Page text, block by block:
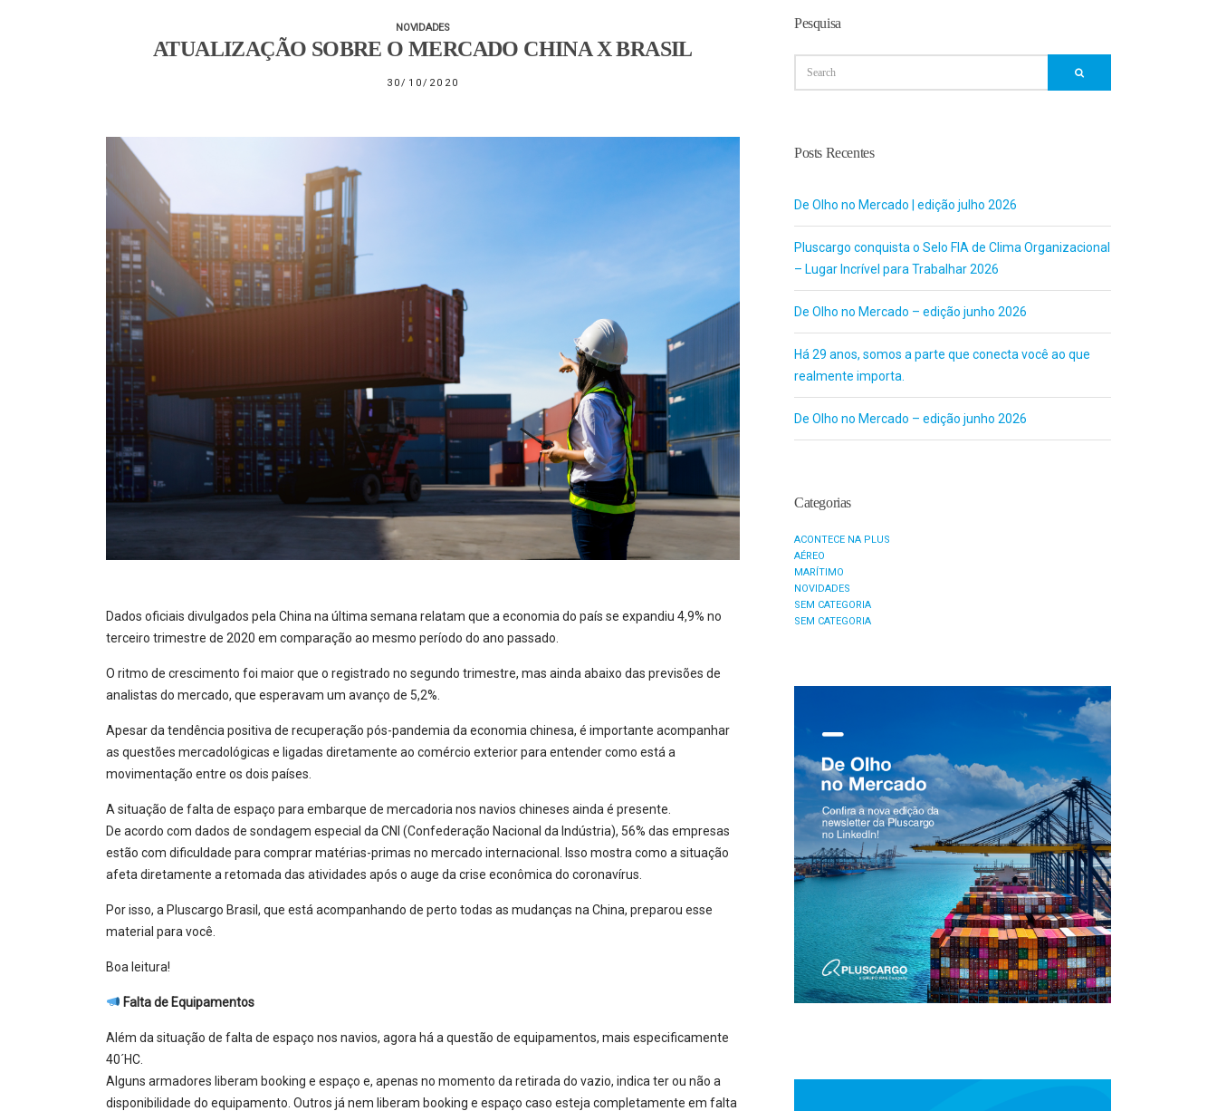
NOVIDADES
ATUALIZAÇÃO SOBRE O MERCADO CHINA X BRASIL
30/10/2020
Dados oficiais divulgados pela China na última semana relatam que a economia do país se expandiu 4,9% no
terceiro trimestre de 2020 em comparação ao mesmo período do ano passado.
O ritmo de crescimento foi maior que o registrado no segundo trimestre, mas ainda abaixo das previsões de
analistas do mercado, que esperavam um avanço de 5,2%.
Apesar da tendência positiva de recuperação pós-pandemia da economia chinesa, é importante acompanhar
as questões mercadológicas e ligadas diretamente ao comércio exterior para entender como está a
movimentação entre os dois países.
A situação de falta de espaço para embarque de mercadoria nos navios chineses ainda é presente.
De acordo com dados de sondagem especial da CNI (Confederação Nacional da Indústria), 56% das empresas
estão com dificuldade para comprar matérias-primas no mercado internacional. Isso mostra como a situação
afeta diretamente a retomada das atividades após o auge da crise econômica do coronavírus.
Por isso, a Pluscargo Brasil, que está acompanhando de perto todas as mudanças na China, preparou esse
material para você.
Boa leitura!
Falta de Equipamentos
Além da situação de falta de espaço nos navios, agora há a questão de equipamentos, mais especificamente
40´HC.
Alguns armadores liberam booking e espaço e, apenas no momento da retirada do vazio, indica ter ou não a
disponibilidade do equipamento. Outros já nem liberam booking e espaço caso esteja completamente em falta
Pesquisa
Posts Recentes
De Olho no Mercado | edição julho 2026
Pluscargo conquista o Selo FIA de Clima Organizacional
– Lugar Incrível para Trabalhar 2026
De Olho no Mercado – edição junho 2026
Há 29 anos, somos a parte que conecta você ao que
realmente importa.
De Olho no Mercado – edição junho 2026
Categorias
ACONTECE NA PLUS
AÉREO
MARÍTIMO
NOVIDADES
SEM CATEGORIA
SEM CATEGORIA